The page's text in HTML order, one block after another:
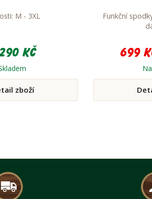
M - 3XL
Kč
zboží
Funkční
699